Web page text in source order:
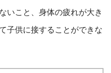
いこと、身体の疲れが大き
子供に接することができな